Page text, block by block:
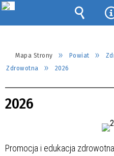
Mapa Strony Powiat
Zdrowotna
2026
2026
Promocja i edukacja